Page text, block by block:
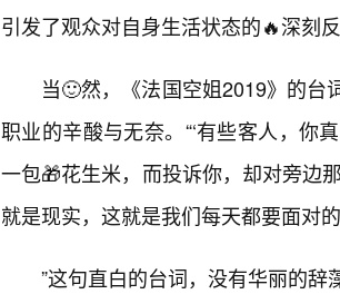
引发了观众对自身生活状态的🔥深刻反
当🙂然，《法国空姐2019》的台
职业的辛酸与无奈。“‘有些客人，你
一包🎁花生米，而投诉你，却对旁边
就是现实，这就是我们每天都要面对的
”这句直白的台词，没有华丽的